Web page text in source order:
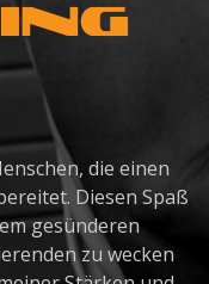
die einen
Diesen Spaß
gesünderen
zu wecken